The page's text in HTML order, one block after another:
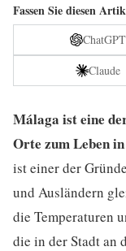
Fassen Sie diesen
ChatGPT
Claude
Málaga ist eine
Orte zum Leben
ist einer der
und Ausländern
die Temperaturen
die in der Stadt an